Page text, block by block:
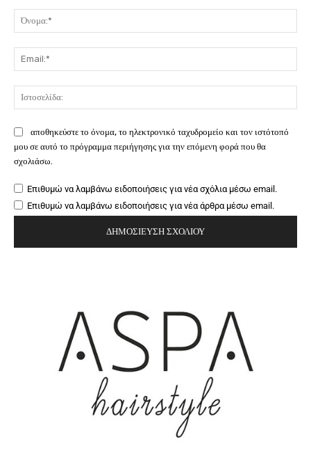
αποθηκεύστε το όνομα, το ηλεκτρονικό ταχυδρομείο και τον ιστότοπό
μου σε αυτό το πρόγραμμα περιήγησης για την επόμενη φορά που θα
σχολιάσω.
Επιθυμώ να λαμβάνω ειδοποιήσεις για νέα σχόλια μέσω email.
Επιθυμώ να λαμβάνω ειδοποιήσεις για νέα άρθρα μέσω email.